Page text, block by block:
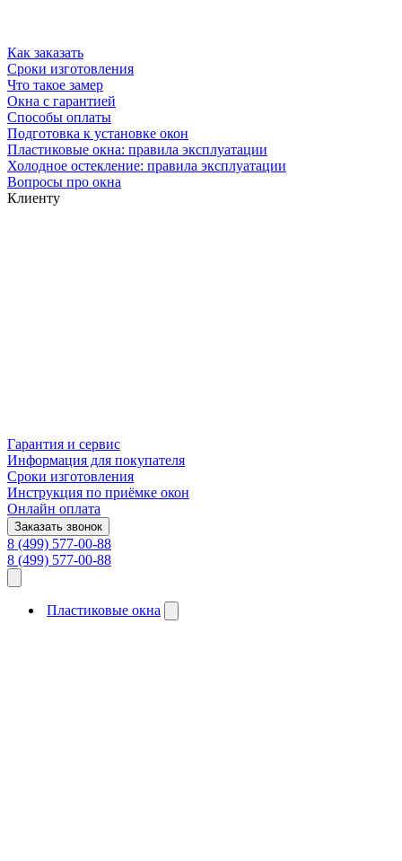
Как заказать
Сроки изготовления
Что такое замер
Окна с гарантией
Способы оплаты
Подготовка к установке окон
Пластиковые окна: правила эксплуатации
Холодное остекление: правила эксплуатации
Вопросы про окна
Клиенту
Гарантия и сервис
Информация для покупателя
Сроки изготовления
Инструкция по приёмке окон
Онлайн оплата
Заказать звонок
8 (499) 577-00-88
8 (499) 577-00-88
Пластиковые окна